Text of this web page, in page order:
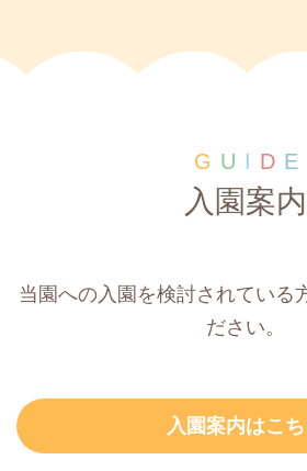
G U I D E
入園案内
当園への入園を検討されている
ださい。
入園案内はこち